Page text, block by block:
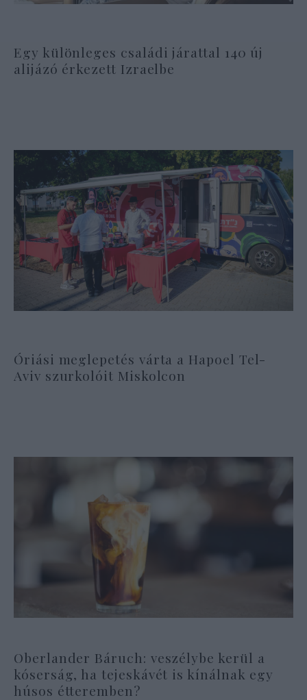
Egy különleges családi járattal 140 új
alijázó érkezett Izraelbe
Óriási meglepetés várta a Hapoel Tel-
Aviv szurkolóit Miskolcon
Oberlander Báruch: veszélybe kerül a
kóserság, ha tejeskávét is kínálnak egy
húsos étteremben?